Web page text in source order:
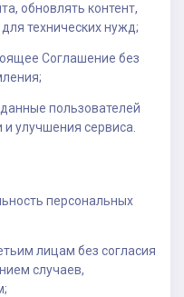
обновлять контент,
технических нужд;
Соглашение без
пользователей
и улучшения сервиса.
персональных
лицам без согласия
случаев,